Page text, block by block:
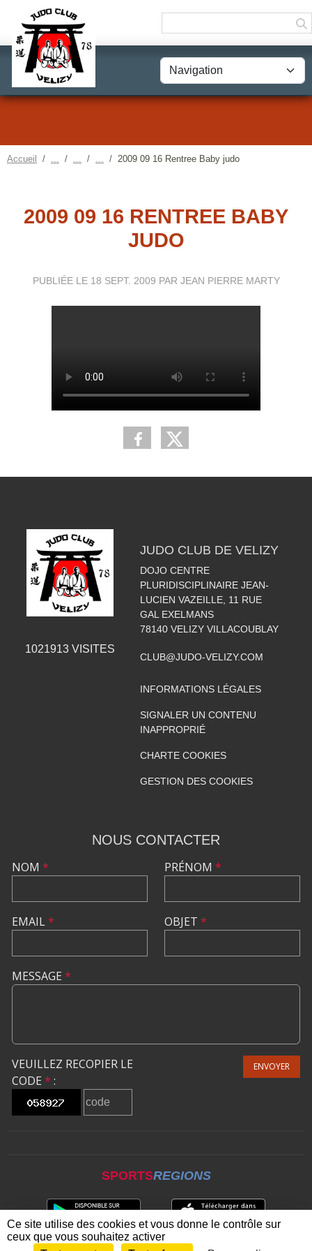
Accueil 2009 09 16 Rentree Baby judo
2009 09 16 RENTREE BABY
JUDO
PUBLIÉE LE 18 SEPT. 2009 PAR JEAN PIERRE MARTY
1021913VISITES
JUDO CLUB DE VELIZY
DOJO CENTRE
PLURIDISCIPLINAIRE JEAN-
LUCIEN VAZEILLE, 11 RUE
GAL EXELMANS
78140 VELIZY VILLACOUBLAY
CLUB@JUDO-VELIZY.COM
INFORMATIONS LÉGALES
SIGNALER UN CONTENU
INAPPROPRIÉ
CHARTE COOKIES
GESTION DES COOKIES
NOUS CONTACTER
NOM *
EMAIL*
PRÉNOM *
OBJET *
MESSAGE *
VEUILLEZ RECOPIER LE
CODE * :
ENVOYER
SPORTSREGIONS
Panneau de gestion des cookies
Ce site utilise des cookies et vous donne le contrôle sur
ceux que vous souhaitez activer